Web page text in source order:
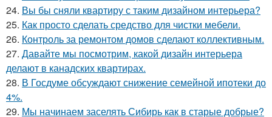
24. Вы бы сняли квартиру с таким дизайном интерьера?
25. Как просто сделать средство для чистки мебели.
26. Контроль за ремонтом домов сделают коллективным.
27. Давайте мы посмотрим, какой дизайн интерьера
делают в канадских квартирах.
28. В Госдуме обсуждают снижение семейной ипотеки до
4%.
29. Мы начинаем заселять Сибирь как в старые добрые?